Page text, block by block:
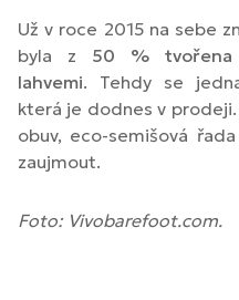
Už v roce 2015 na sebe
byla z 50 % tvořena
lahvemi. Tehdy se
která je dodnes v
obuv, eco-semišová
zaujmout.
Foto: Vivobarefoot.com.